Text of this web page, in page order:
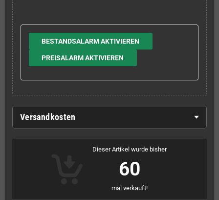
BESTANDSALARM AKTIVIEREN
PREISALARM AKTIVIEREN
Versandkosten
Dieser Artikel wurde bisher
60
mal verkauft!